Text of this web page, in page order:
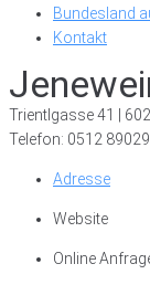
Bundesland
Kontakt
Trientlgasse 41 |
Telefon: 0512
Adresse
Website
Online